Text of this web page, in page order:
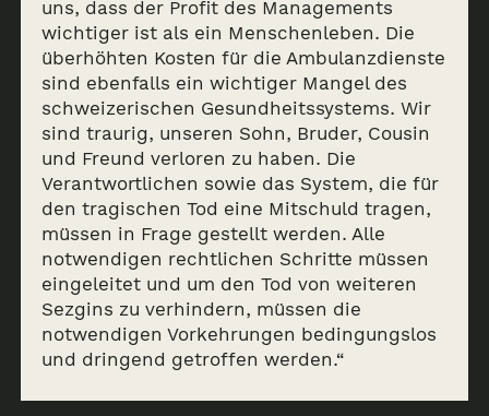
Archiv
News & Events
SSOA
Memorial
uns, dass der Profit des Managements
wichtiger ist als ein Menschenleben. Die
überhöhten Kosten für die Ambulanzdienste
sind ebenfalls ein wichtiger Mangel des
schweizerischen Gesundheitssystems. Wir
sind traurig, unseren Sohn, Bruder, Cousin
und Freund verloren zu haben. Die
Verantwortlichen sowie das System, die für
den tragischen Tod eine Mitschuld tragen,
müssen in Frage gestellt werden. Alle
notwendigen rechtlichen Schritte müssen
eingeleitet und um den Tod von weiteren
Sezgins zu verhindern, müssen die
notwendigen Vorkehrungen bedingungslos
und dringend getroffen werden.“